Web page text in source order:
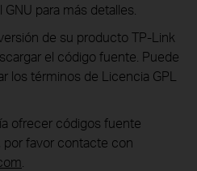
para más detalles.
de su producto TP-Link
el código fuente. Puede
los términos de Licencia GPL
ofrecer códigos fuente
por favor contacte con